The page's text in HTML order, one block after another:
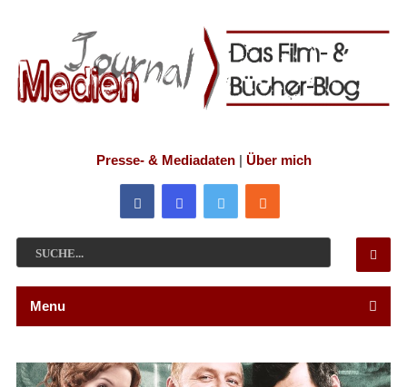
Presse- & Mediadaten| Über mich
Menu